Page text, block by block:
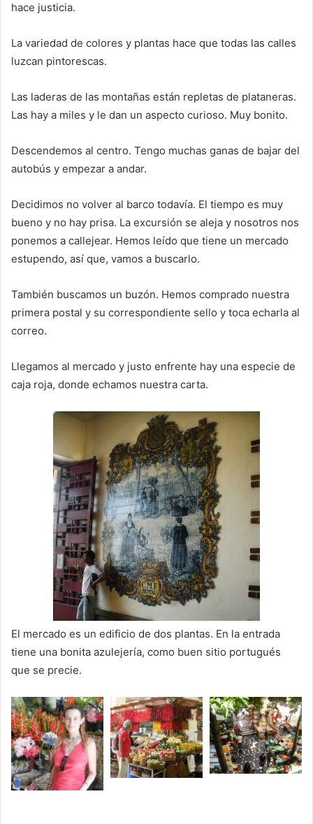
hace justicia.
La variedad de colores y plantas hace que todas las calles
luzcan pintorescas.
Las laderas de las montañas están repletas de plataneras.
Las hay a miles y le dan un aspecto curioso. Muy bonito.
Descendemos al centro. Tengo muchas ganas de bajar del
autobús y empezar a andar.
Decidimos no volver al barco todavía. El tiempo es muy
bueno y no hay prisa. La excursión se aleja y nosotros nos
ponemos a callejear. Hemos leído que tiene un mercado
estupendo, así que, vamos a buscarlo.
También buscamos un buzón. Hemos comprado nuestra
primera postal y su correspondiente sello y toca echarla al
correo.
Llegamos al mercado y justo enfrente hay una especie de
caja roja, donde echamos nuestra carta.
El mercado es un edificio de dos plantas. En la entrada
tiene una bonita azulejería, como buen sitio portugués
que se precie.